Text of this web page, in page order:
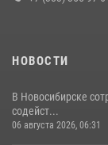
НОВОСТИ
В Новосибирске
содейст...
06 августа 2026, 06:31